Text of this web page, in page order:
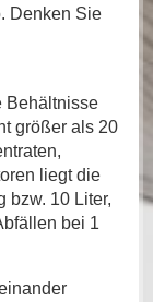
Denken Sie
Behältnisse
größer als 20
liegt die
bzw. 10 Liter,
bei 1